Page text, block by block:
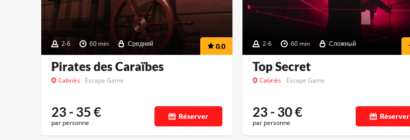
2-6 60 min Средний 0.0
Pirates des Caraïbes
Cabriès Escape Game
23 - 35€
par personne
Réserver
2-6 60 min Сложный
Top Secret
Cabriès Escape Game
23 - 30€
par personne
Réserver